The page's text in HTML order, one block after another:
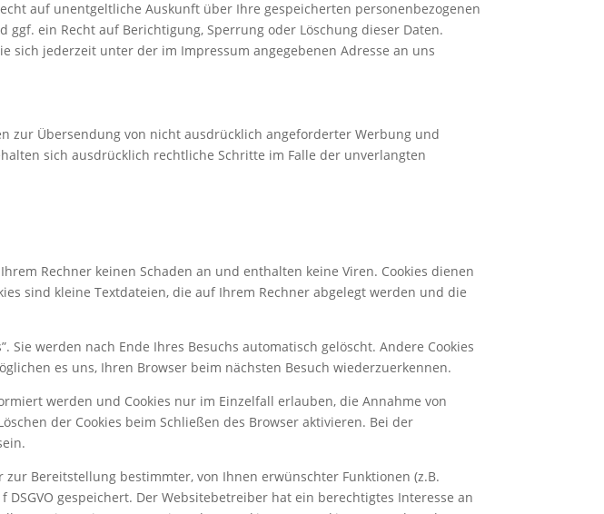
auf unentgeltliche Auskunft über Ihre gespeicherten personenbezogenen
ein Recht auf Berichtigung, Sperrung oder Löschung dieser Daten.
sich jederzeit unter der im Impressum angegebenen Adresse an uns
zur Übersendung von nicht ausdrücklich angeforderter Werbung und
sich ausdrücklich rechtliche Schritte im Falle der unverlangten
Rechner keinen Schaden an und enthalten keine Viren. Cookies dienen
sind kleine Textdateien, die auf Ihrem Rechner abgelegt werden und die
Sie werden nach Ende Ihres Besuchs automatisch gelöscht. Andere Cookies
es uns, Ihren Browser beim nächsten Besuch wiederzuerkennen.
werden und Cookies nur im Einzelfall erlauben, die Annahme von
der Cookies beim Schließen des Browser aktivieren. Bei der
Bereitstellung bestimmter, von Ihnen erwünschter Funktionen (z.B.
gespeichert. Der Websitebetreiber hat ein berechtigtes Interesse an